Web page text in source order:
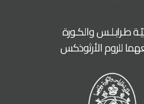
طـرابـلـس والكـورة
للروم الأرثوذكس